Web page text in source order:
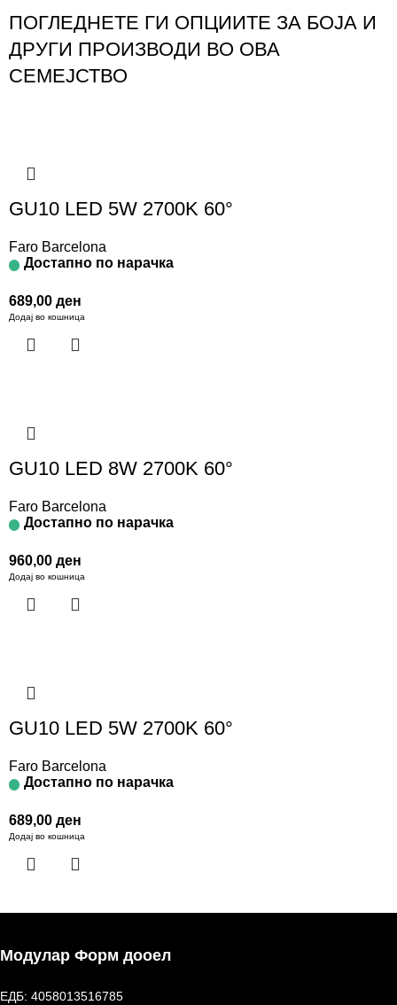
ПОГЛЕДНЕТЕ ГИ ОПЦИИТЕ ЗА БОЈА И
ДРУГИ ПРОИЗВОДИ ВО ОВА
СЕМЕЈСТВО
GU10 LED 5W 2700K 60°
Faro Barcelona
Достапно по нарачка
689,00 ден
Додај во кошница
GU10 LED 8W 2700K 60°
Faro Barcelona
Достапно по нарачка
960,00 ден
Додај во кошница
GU10 LED 5W 2700K 60°
Faro Barcelona
Достапно по нарачка
689,00 ден
Додај во кошница
Модулар Форм дооел
ЕДБ: 4058013516785